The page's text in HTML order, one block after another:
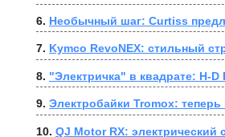
6. Необычный шаг: Curtiss
7. Kymco RevoNEX: стильный
8. "Электричка" в квадрате: H-D
9. Электробайки Tromox:
10. QJ Motor RX: электрический